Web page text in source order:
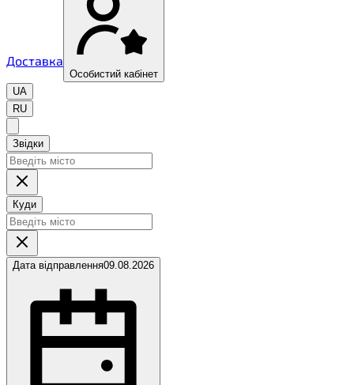
Доставка
Особистий кабінет
UA
RU
Звідки
Куди
Дата відправлення09.08.2026